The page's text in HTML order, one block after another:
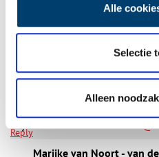
Alle
Selectie
Alleen
aan de voet van de dijk.
Nadat ik tot de ontdekking
bij de Slag bij Rustenburg
heb ik uitgebreid informatie
Reply
Marijke van Noort - van